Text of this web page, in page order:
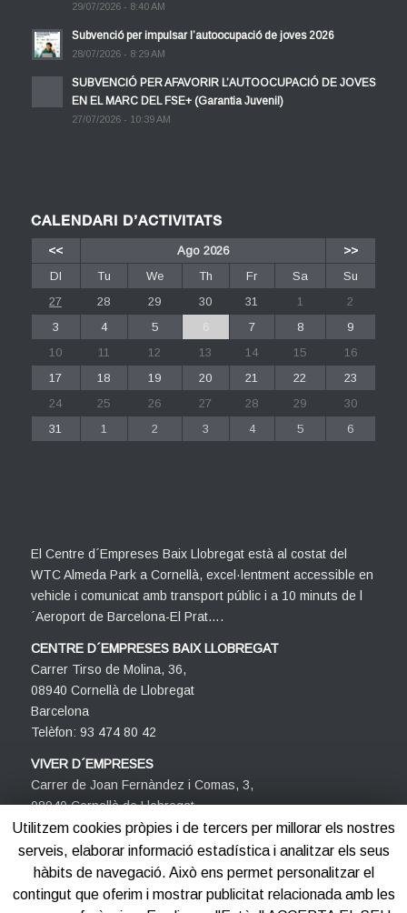
29/07/2026 - 8:40 AM
Subvenció per impulsar l’autoocupació de joves 2026
28/07/2026 - 8:29 AM
SUBVENCIÓ PER AFAVORIR L’AUTOOCUPACIÓ DE JOVES
EN EL MARC DEL FSE+ (Garantia Juvenil)
27/07/2026 - 10:39 AM
CALENDARI D’ACTIVITATS
<< Ago 2026
>>
Dl
Tu We Th Fr Sa
Su
27
28 29 30 31 1
2
3
4 5 6 7 8
9
10
11 12 13 14 15
16
17
18 19 20 21 22
23
24
25 26 27 28 29
30
31
1 2 3 4 5 6
El Centre d´Empreses Baix Llobregat està al costat del
WTC Almeda Park a Cornellà, excel·lentment accessible en
vehicle i comunicat amb transport públic i a 10 minuts de l
´Aeroport de Barcelona-El Prat….
CENTRE D´EMPRESES BAIX LLOBREGAT
Carrer Tirso de Molina, 36,
08940 Cornellà de Llobregat
Barcelona
Telèfon: 93 474 80 42
VIVER D´EMPRESES
Carrer de Joan Fernàndez i Comas, 3,
08940 Cornellà de Llobregat
Barcelona
Telèfon: 93 474 80 42
Utilitzem cookies pròpies i de tercers per millorar els nostres
serveis, elaborar informació estadística i analitzar els seus
hàbits de navegació. Això ens permet personalitzar el
contingut que oferim i mostrar publicitat relacionada amb les